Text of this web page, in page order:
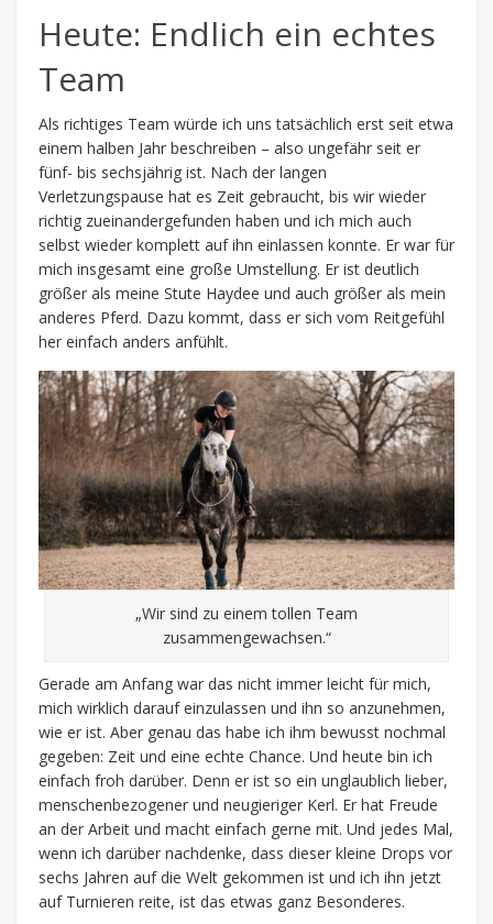
Heute: Endlich ein echtes
Team
Als richtiges Team würde ich uns tatsächlich erst seit etwa
einem halben Jahr beschreiben – also ungefähr seit er
fünf- bis sechsjährig ist. Nach der langen
Verletzungspause hat es Zeit gebraucht, bis wir wieder
richtig zueinandergefunden haben und ich mich auch
selbst wieder komplett auf ihn einlassen konnte. Er war für
mich insgesamt eine große Umstellung. Er ist deutlich
größer als meine Stute Haydee und auch größer als mein
anderes Pferd. Dazu kommt, dass er sich vom Reitgefühl
her einfach anders anfühlt.
„Wir sind zu einem tollen Team
zusammengewachsen.“
Gerade am Anfang war das nicht immer leicht für mich,
mich wirklich darauf einzulassen und ihn so anzunehmen,
wie er ist. Aber genau das habe ich ihm bewusst nochmal
gegeben: Zeit und eine echte Chance. Und heute bin ich
einfach froh darüber. Denn er ist so ein unglaublich lieber,
menschenbezogener und neugieriger Kerl. Er hat Freude
an der Arbeit und macht einfach gerne mit. Und jedes Mal,
wenn ich darüber nachdenke, dass dieser kleine Drops vor
sechs Jahren auf die Welt gekommen ist und ich ihn jetzt
auf Turnieren reite, ist das etwas ganz Besonderes.